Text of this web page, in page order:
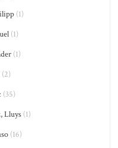
(1)
(1)
(1)
(2)
(35)
Lluys(1)
(16)